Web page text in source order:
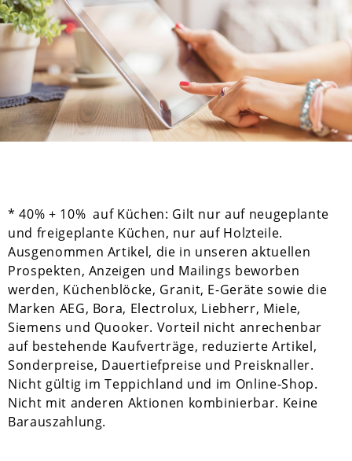
* 40% + 10% auf Küchen: Gilt nur auf neugeplante
und freigeplante Küchen, nur auf Holzteile.
Ausgenommen Artikel, die in unseren aktuellen
Prospekten, Anzeigen und Mailings beworben
werden, Küchenblöcke, Granit, E-Geräte sowie die
Marken AEG, Bora, Electrolux, Liebherr, Miele,
Siemens und Quooker. Vorteil nicht anrechenbar
auf bestehende Kaufverträge, reduzierte Artikel,
Sonderpreise, Dauertiefpreise und Preisknaller.
Nicht gültig im Teppichland und im Online-Shop.
Nicht mit anderen Aktionen kombinierbar. Keine
Barauszahlung.